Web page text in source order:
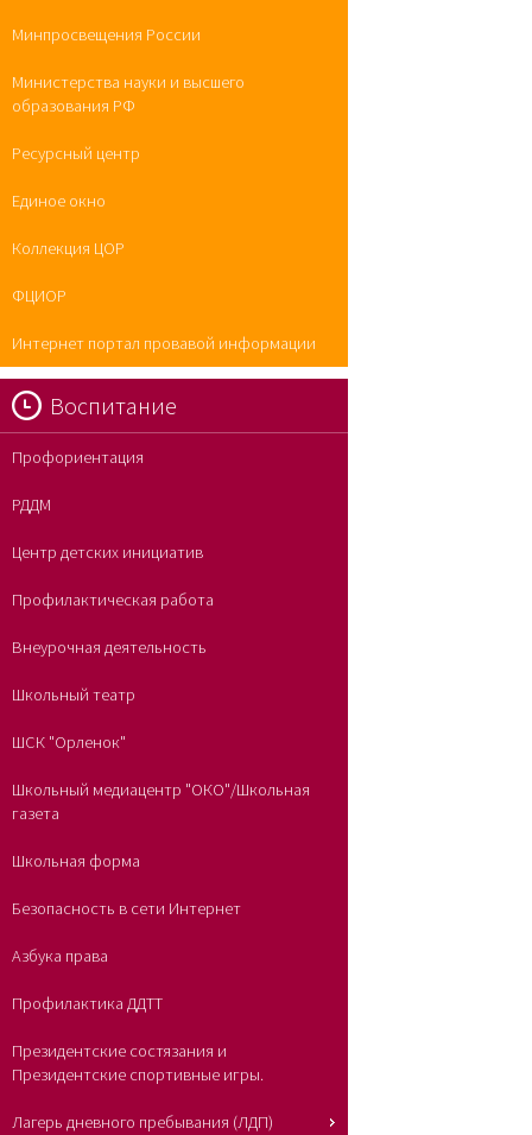
Минпросвещения России
Министерства науки и высшего
образования РФ
Ресурсный центр
Единое окно
Коллекция ЦОР
ФЦИОР
Интернет портал провавой информации
Воспитание
Профориентация
РДДМ
Центр детских инициатив
Профилактическая работа
Внеурочная деятельность
Школьный театр
ШСК "Орленок"
Школьный медиацентр "ОКО"/Школьная
газета
Школьная форма
Безопасность в сети Интернет
Азбука права
Профилактика ДДТТ
Президентские состязания и
Президентские спортивные игры.
Лагерь дневного пребывания (ЛДП)